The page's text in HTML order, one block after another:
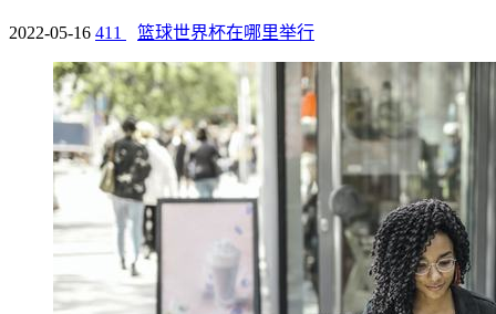
2022-05-16 411 篮球世界杯在哪里举行